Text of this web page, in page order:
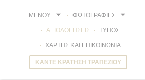
ΜΕΝΟΎ ΦΩΤΟΓΡΑΦΊΕΣ
ΑΞΙΟΛΟΓΉΣΕΙΣ ΤΎΠΟΣ
ΧΆΡΤΗΣ ΚΑΙ ΕΠΙΚΟΙΝΩΝΊΑ
ΚΆΝΤΕ ΚΡΆΤΗΣΗ ΤΡΑΠΕΖΙΟΎ